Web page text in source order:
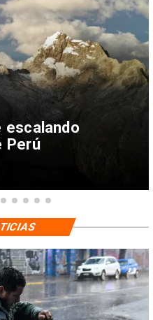
escalando
Perú